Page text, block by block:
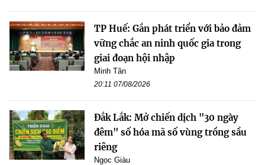
TP Huế: Gắn phát triển với bảo đảm
vững chắc an ninh quốc gia trong
giai đoạn hội nhập
Minh Tân
20:11 07/08/2026
Đắk Lắk: Mở chiến dịch "30 ngày
đêm" số hóa mã số vùng trồng sầu
riêng
Ngọc Giàu